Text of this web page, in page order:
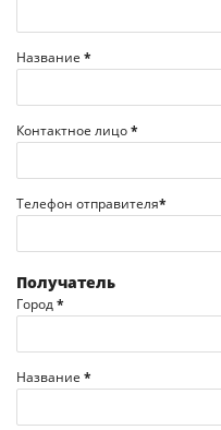
Название *
Контактное лицо*
Телефон отправителя*
Получатель
Город*
Название *